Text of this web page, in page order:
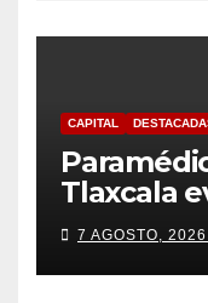
CAPITAL
Tlaxcala
sufra
cisterna
7 AGOSTO, 2026